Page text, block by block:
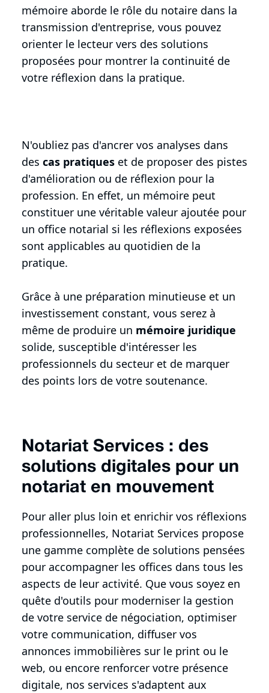
mémoire aborde le rôle du notaire dans la
transmission d'entreprise, vous pouvez
orienter le lecteur vers des solutions
proposées pour montrer la continuité de
votre réflexion dans la pratique.
N'oubliez pas d'ancrer vos analyses dans
des cas pratiques et de proposer des pistes
d'amélioration ou de réflexion pour la
profession. En effet, un mémoire peut
constituer une véritable valeur ajoutée pour
un office notarial si les réflexions exposées
sont applicables au quotidien de la
pratique.
Grâce à une préparation minutieuse et un
investissement constant, vous serez à
même de produire un mémoire juridique
solide, susceptible d'intéresser les
professionnels du secteur et de marquer
des points lors de votre soutenance.
Notariat Services : des
solutions digitales pour un
notariat en mouvement
Pour aller plus loin et enrichir vos réflexions
professionnelles, Notariat Services propose
une gamme complète de solutions pensées
pour accompagner les offices dans tous les
aspects de leur activité. Que vous soyez en
quête d'outils pour moderniser la gestion
de votre service de négociation, optimiser
votre communication, diffuser vos
annonces immobilières sur le print ou le
web, ou encore renforcer votre présence
digitale, nos services s'adaptent aux